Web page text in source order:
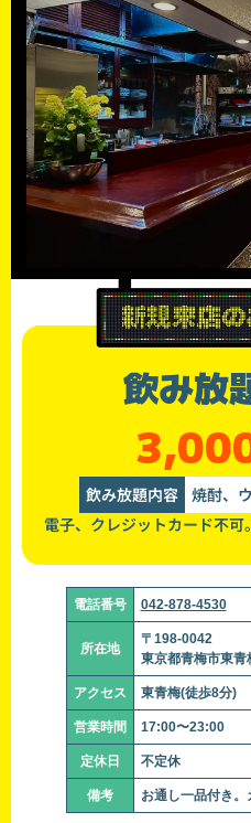
飲み放
飲み放題内容 焼酎、
電子、クレジットカード不可
電話番号 042-878-4530
所在地
〒198-0042
東京都青梅市東青
アクセス 東青梅(徒歩8分)
営業時間 17:00〜23:00
定休日 不定休
備考 お通し一品付き。